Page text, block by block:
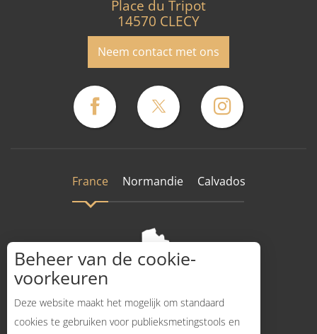
Place du Tripot
14570 CLECY
Neem contact met ons
France Normandie Calvados
Beheer van de cookie-
voorkeuren
Deze website maakt het mogelijk om standaard
cookies te gebruiken voor publieksmetingstools en